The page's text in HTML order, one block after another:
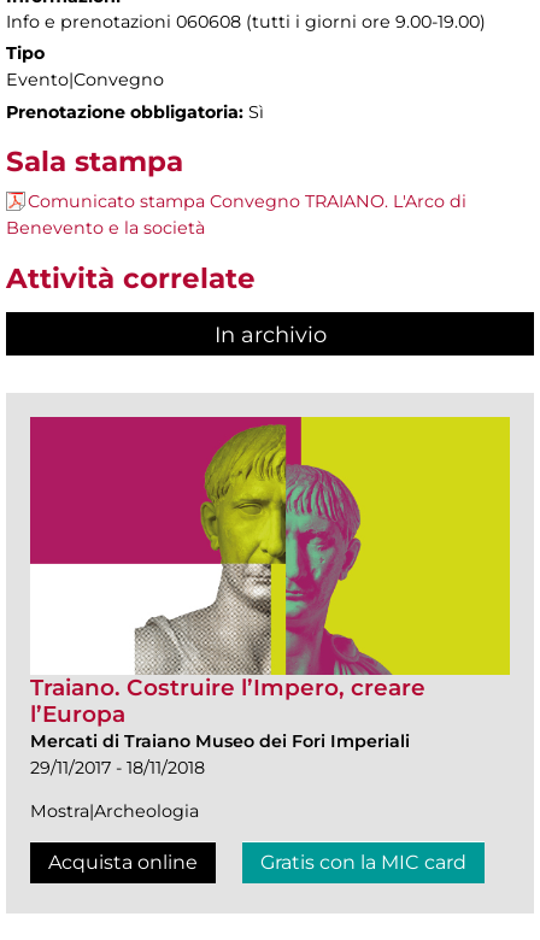
Info e prenotazioni 060608 (tutti i giorni ore 9.00-19.00)
Tipo
Evento|Convegno
Prenotazione obbligatoria: Sì
Sala stampa
Comunicato stampa Convegno TRAIANO. L'Arco di
Benevento e la società
Attività correlate
In archivio
Traiano. Costruire l’Impero, creare
l’Europa
Mercati di Traiano Museo dei Fori Imperiali
29/11/2017 - 18/11/2018
Mostra|Archeologia
Acquista online Gratis con la MIC card